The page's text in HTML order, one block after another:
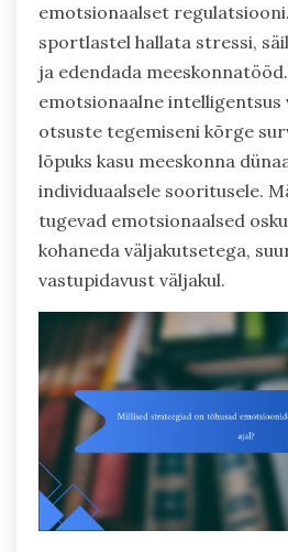
emotsionaalset
sportlastel hallata stressi,
ja edendada
emotsionaalne intelligentsus
otsuste tegemiseni kõrge
lõpuks kasu meeskonna
individuaalsele sooritusele.
tugevad emotsionaalsed
kohaneda väljakutsetega,
vastupidavust väljakul.